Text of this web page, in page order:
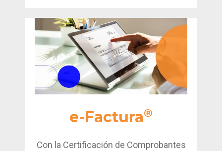
e-Factura®
Con la Certificación de Comprobantes